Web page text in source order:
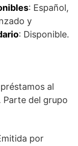
: Español,
y
: Disponible.
al
Parte del grupo
por